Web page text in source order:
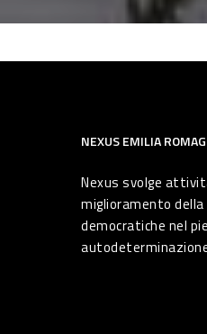
NEXUS EMILIA
Nexus svolge
miglioramento
democratiche nel